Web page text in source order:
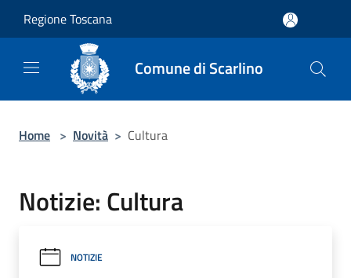
Regione Toscana
Comune di Scarlino
Home > Novità > Cultura
Notizie: Cultura
NOTIZIE